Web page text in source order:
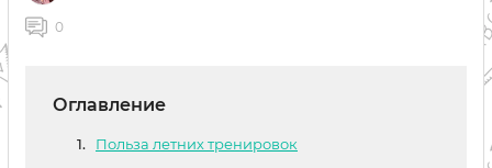
0
Оглавление
Польза летних тренировок